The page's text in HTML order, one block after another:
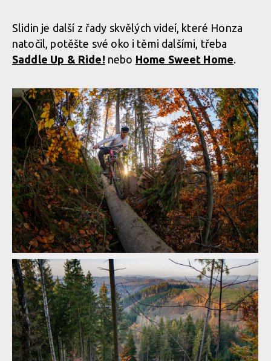
Honza Faistaver Slidin
Slidin je další z řady skvělých videí, které Honza
natočil, potěšte své oko i těmi dalšími, třeba
Saddle Up & Ride! nebo Home Sweet Home.
Honza Faistaver Slidin
Honza Faistaver Slidin